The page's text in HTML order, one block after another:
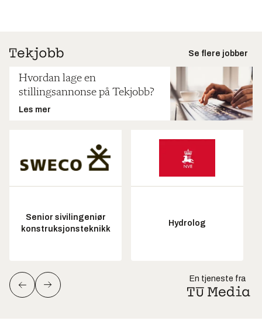
Se flere jobber
Hvordan lage en
stillingsannonse på Tekjobb?
Les mer
Senior sivilingeniør
konstruksjonsteknikk
Hydrolog
En tjeneste fra